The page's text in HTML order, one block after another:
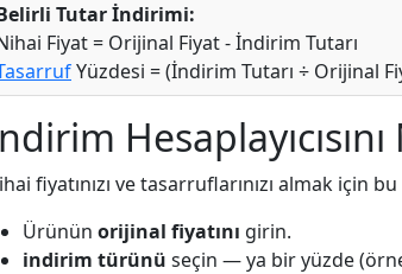
Tutar İndirimi:
Fiyat = Orijinal Fiyat - İndirim Tutarı
Yüzdesi = (İndirim Tutarı ÷ Orijinal
Hesaplayıcısını
fiyatınızı ve tasarruflarınızı almak için
Ürünün orijinal fiyatını girin.
indirim türünü seçin — ya bir yüzde